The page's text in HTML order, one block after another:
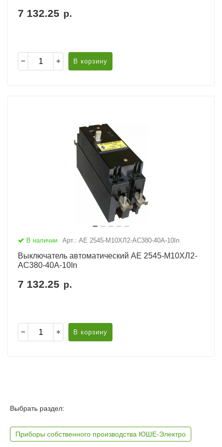
7 132.25 р.
В корзину
В наличии Арт.: АЕ 2545-М10ХЛ2-AC380-40А-10In
Выключатель автоматический АЕ 2545-М10ХЛ2-
AC380-40А-10In
7 132.25 р.
В корзину
Выбрать раздел:
Приборы собственного производства ЮШЕ-Электро